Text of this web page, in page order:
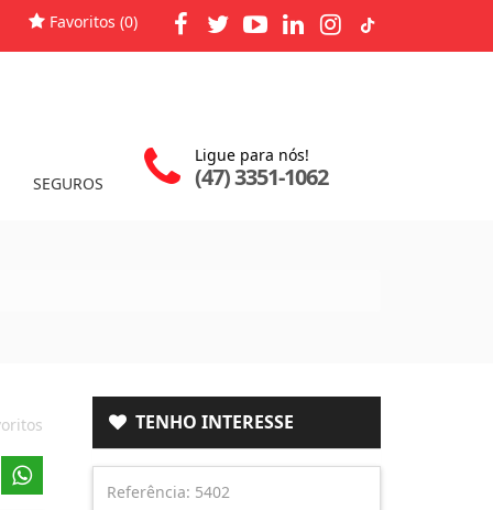
Favoritos (0)
SEGUROS
Ligue para nós!
(47) 3351-1062
TENHO INTERESSE